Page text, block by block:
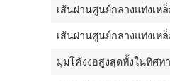
เส้นผ่านศูนย์กลางแท่งเห
เส้นผ่านศูนย์กลางแท่งเห
มุมโค้งงอสูงสุดทั้งในทิศท